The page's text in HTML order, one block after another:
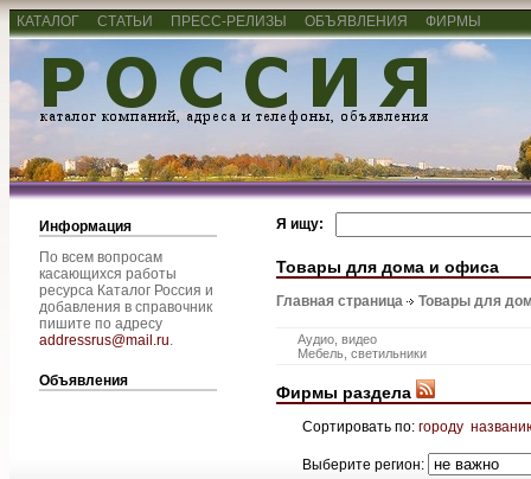
КАТАЛОГ СТАТЬИ ПРЕСС-РЕЛИЗЫ ОБЪЯВЛЕНИЯ ФИРМЫ
Информация
По всем вопросам
касающихся работы
ресурса Каталог Россия и
добавления в справочник
пишите по адресу
addressrus@mail.ru.
Объявления
Я ищу:
Товары для дома и офиса
Главная страница Товары для
Аудио, видео
Мебель, светильники
Фирмы раздела
Сортировать по: городу
Выберите регион: